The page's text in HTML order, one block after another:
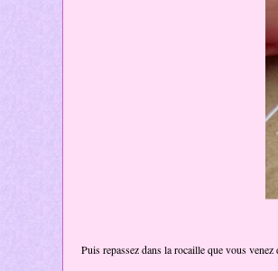
Puis repassez dans la rocaille que vous venez